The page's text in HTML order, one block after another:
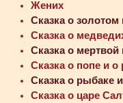
Жених
Сказка о золотом
Сказка о
Сказка о
Сказка о попе и о
Сказка о рыбаке
Сказка о царе